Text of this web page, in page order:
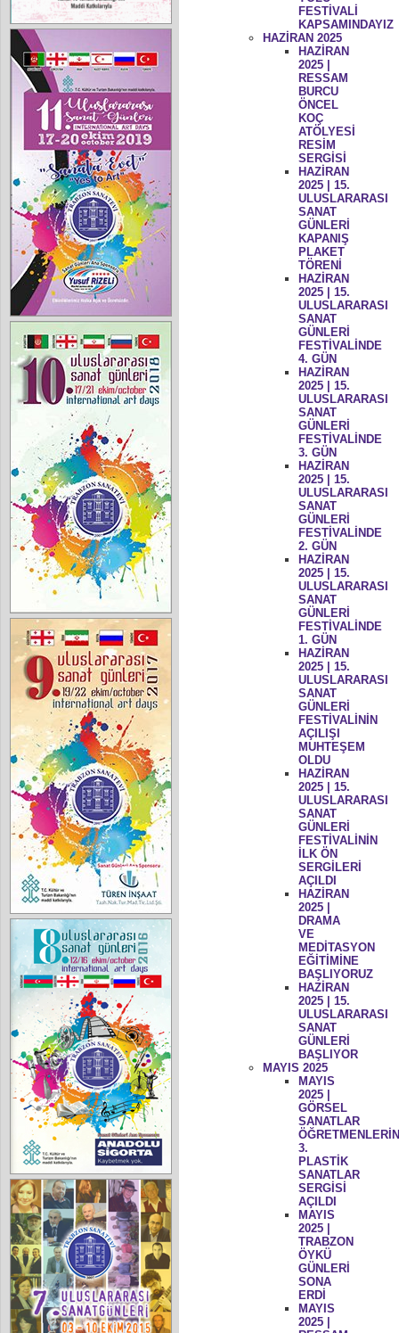
FESTİVALİ
KAPSAMINDAYIZ
HAZİRAN 2025
HAZİRAN
2025 |
RESSAM
BURCU
ÖNCEL
KOÇ
ATÖLYESİ
RESİM
SERGİSİ
HAZİRAN
2025 | 15.
ULUSLARARASI
SANAT
GÜNLERİ
KAPANIŞ
PLAKET
TÖRENİ
HAZİRAN
2025 | 15.
ULUSLARARASI
SANAT
GÜNLERİ
FESTİVALİNDE
4. GÜN
HAZİRAN
2025 | 15.
ULUSLARARASI
SANAT
GÜNLERİ
FESTİVALİNDE
3. GÜN
HAZİRAN
2025 | 15.
ULUSLARARASI
SANAT
GÜNLERİ
FESTİVALİNDE
2. GÜN
HAZİRAN
2025 | 15.
ULUSLARARASI
SANAT
GÜNLERİ
FESTİVALİNDE
1. GÜN
HAZİRAN
2025 | 15.
ULUSLARARASI
SANAT
GÜNLERİ
FESTİVALİNİN
AÇILIŞI
MUHTEŞEM
OLDU
HAZİRAN
2025 | 15.
ULUSLARARASI
SANAT
GÜNLERİ
FESTİVALİNİN
İLK ÖN
SERGİLERİ
AÇILDI
HAZİRAN
2025 |
DRAMA
VE
MEDİTASYON
EĞİTİMİNE
BAŞLIYORUZ
HAZİRAN
2025 | 15.
ULUSLARARASI
SANAT
GÜNLERİ
BAŞLIYOR
MAYIS 2025
MAYIS
2025 |
GÖRSEL
SANATLAR
3.
PLASTİK
SANATLAR
SERGİSİ
AÇILDI
MAYIS
2025 |
TRABZON
ÖYKÜ
GÜNLERİ
SONA
ERDİ
MAYIS
2025 |